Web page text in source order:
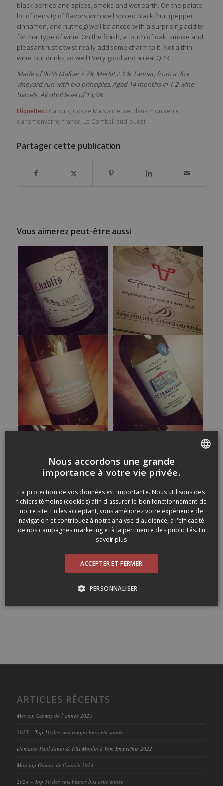
black berries and spices, smoke and wet earth. On the palate,
lot of density of flavors with well spiced black fruit (pepper,
cinnamon, and nutmeg) well balanced with a surprising acidity
for that type of wine. On the finish, a touch of oak, smoke and
pleasant rustic twist really add some charm to it. Not a thin
wine, but drinks so well ! Very good and a real QPR.
Made of 90 % Malbec / 7% Merlot / 3 % Tannat, from a 3ha
vineyard run with bio principles. Aged 14 months in 1-2 wine
barrels. Alcohol level of 13,5%
Etiquettes : Cahors Cosse Maisonneuve dans mon verre
dansmonverre france Le Combal sud-ouest
Partager cette publication
Vous aimerez peut-être aussi
ARTICLES RÉCENTS
Mes top Gamay de l’année 2025
2025 – Top 10 des vins rouges bus cette année
Domaine Paul Janin & Fils Moulin à Vent Empreinte 2022
Mon top Gamay de l’année 2024
2024 – Top 10 des vins blancs bus cette année
Nous accordons une grande
importance à votre vie privée.
La protection de vos données est importante. Nous utilisons des
fichiers témoins (cookies) afin d'assurer le bon fonctionnement de
notre site. En les acceptant, vous améliorez votre expérience de
navigation et contribuez à notre analyse d'audience, à l'efficacité
de nos campagnes marketing et à la pertinence des publicités. En
savoir plus
ACCEPTER ET FERMER
PERSONNALISER